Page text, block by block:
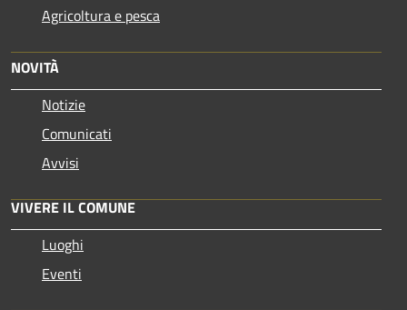
Agricoltura e pesca
NOVITÀ
Notizie
Comunicati
Avvisi
VIVERE IL COMUNE
Luoghi
Eventi